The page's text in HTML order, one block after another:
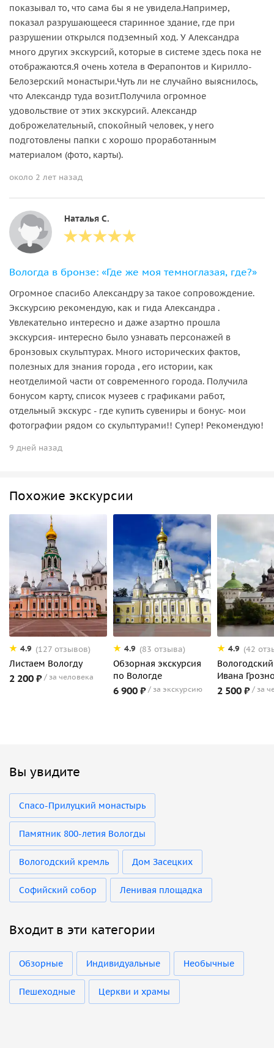
показывал то, что сама бы я не увидела.Например,
показал разрушающееся старинное здание, где при
разрушении открылся подземный ход. У Александра
много других экскурсий, которые в системе здесь пока не
отображаются.Я очень хотела в Ферапонтов и Кирилло-
Белозерский монастыри.Чуть ли не случайно выяснилось,
что Александр туда возит.Получила огромное
удовольствие от этих экскурсий. Александр
доброжелательный, спокойный человек, у него
подготовлены папки с хорошо проработанным
материалом (фото, карты).
около 2 лет назад
Наталья С.
Вологда в бронзе: «Где же моя темноглазая, где?»
Огромное спасибо Александру за такое сопровождение.
Экскурсию рекомендую, как и гида Александра .
Увлекательно интересно и даже азартно прошла
экскурсия- интересно было узнавать персонажей в
бронзовых скульптурах. Много исторических фактов,
полезных для знания города , его истории, как
неотделимой части от современного города. Получила
бонусом карту, список музеев с графиками работ,
отдельный экскурс - где купить сувениры и бонус- мои
фотографии рядом со скульптурами!! Супер! Рекомендую!
9 дней назад
Похожие экскурсии
4.9 (127 отзывов)
Листаем Вологду
2 200 ₽ за человека
4.9 (83 отзыва)
Обзорная экскурсия
по Вологде
6 900 ₽ за экскурсию
4.9 (42
Ивана
2 500 ₽ за
Вы увидите
Спасо-Прилуцкий монастырь
Памятник 800-летия Вологды
Вологодский кремль Дом Засецких
Софийский собор Ленивая площадка
Входит в эти категории
Обзорные Индивидуальные Необычные
Пешеходные Церкви и храмы